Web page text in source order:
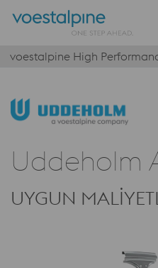
voestalpine High
Uddeholm
UYGUN